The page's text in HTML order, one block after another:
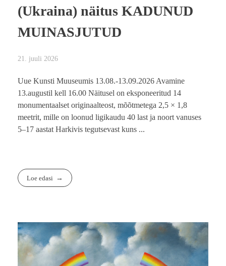
(Ukraina) näitus KADUNUD
MUINASJUTUD
21. juuli 2026
Uue Kunsti Muuseumis 13.08.-13.09.2026 Avamine
13.augustil kell 16.00 Näitusel on eksponeeritud 14
monumentaalset originaalteost, mõõtmetega 2,5 × 1,8
meetrit, mille on loonud ligikaudu 40 last ja noort vanuses
5–17 aastat Harkivis tegutsevast kuns ...
Loe edasi